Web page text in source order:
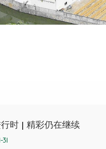
行时 | 精彩仍在继续